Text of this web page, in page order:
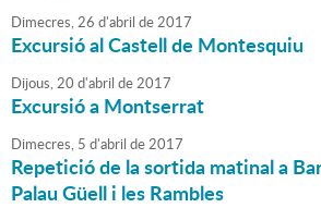
Dimecres,26 d'abril de2017
Excursió al Castell de Montesquiu
Dijous,20 d'abril de2017
Excursió a Montserrat
Dimecres, 5 d'abril de2017
Repetició de la sortida matinal a
Palau Güell i les Rambles